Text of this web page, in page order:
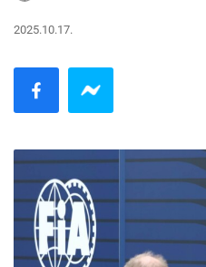
2025.10.17.